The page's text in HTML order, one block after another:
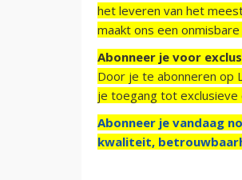
het leveren van het
maakt ons een
Abonneer je voor
Door je te abonneren op
je toegang tot
Abonneer je vandaag
kwaliteit,